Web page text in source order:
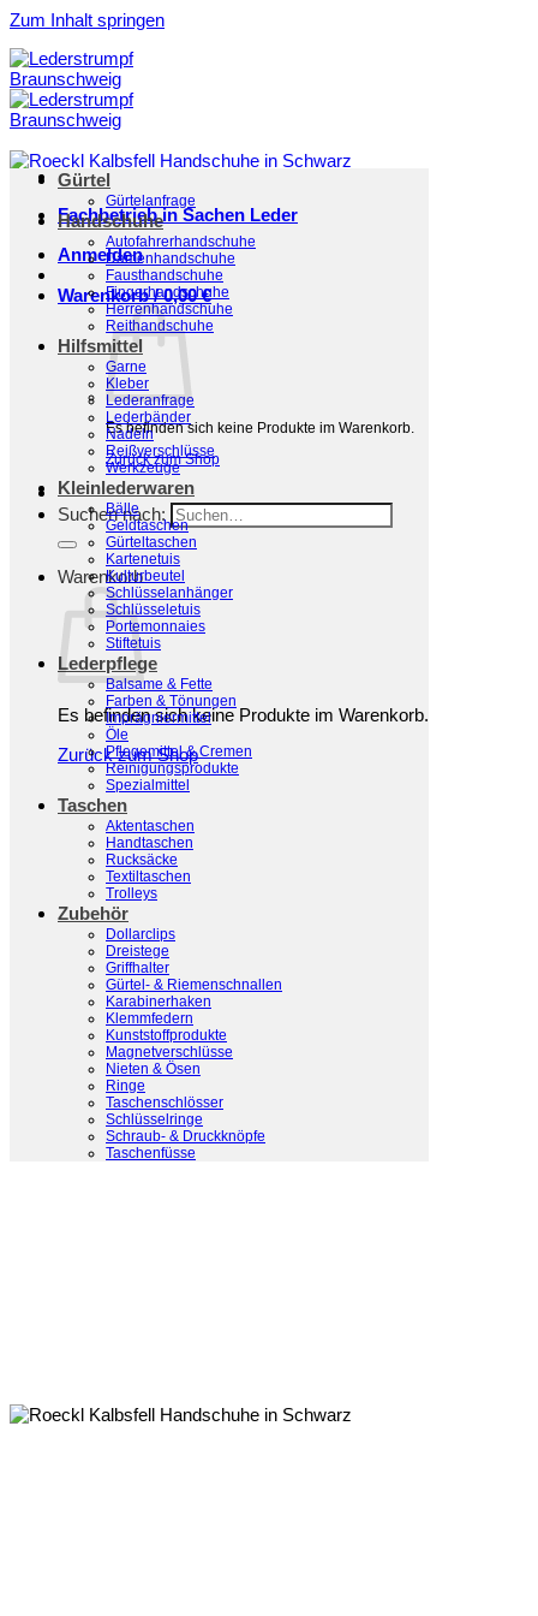
Zum Inhalt springen
Fachbetrieb in Sachen Leder
Anmelden
Warenkorb /0,00€
Es befinden sich keine Produkte im Warenkorb.
Zurück zum Shop
Suchen nach:
Warenkorb
Es befinden sich keine Produkte im Warenkorb.
Zurück zum Shop
Gürtel
Gürtelanfrage
Handschuhe
Autofahrerhandschuhe
Damenhandschuhe
Fausthandschuhe
Fingerhandschuhe
Herrenhandschuhe
Reithandschuhe
Hilfsmittel
Garne
Kleber
Lederanfrage
Lederbänder
Nadeln
Reißverschlüsse
Werkzeuge
Kleinlederwaren
Bälle
Geldtaschen
Gürteltaschen
Kartenetuis
Kulturbeutel
Schlüsselanhänger
Schlüsseletuis
Portemonnaies
Stiftetuis
Lederpflege
Balsame & Fette
Farben & Tönungen
Imprägniermittel
Öle
Pflegemittel & Cremen
Reinigungsprodukte
Spezialmittel
Taschen
Aktentaschen
Handtaschen
Rucksäcke
Textiltaschen
Trolleys
Zubehör
Dollarclips
Dreistege
Griffhalter
Gürtel- & Riemenschnallen
Karabinerhaken
Klemmfedern
Kunststoffprodukte
Magnetverschlüsse
Nieten & Ösen
Ringe
Taschenschlösser
Schlüsselringe
Schraub- & Druckknöpfe
Taschenfüsse